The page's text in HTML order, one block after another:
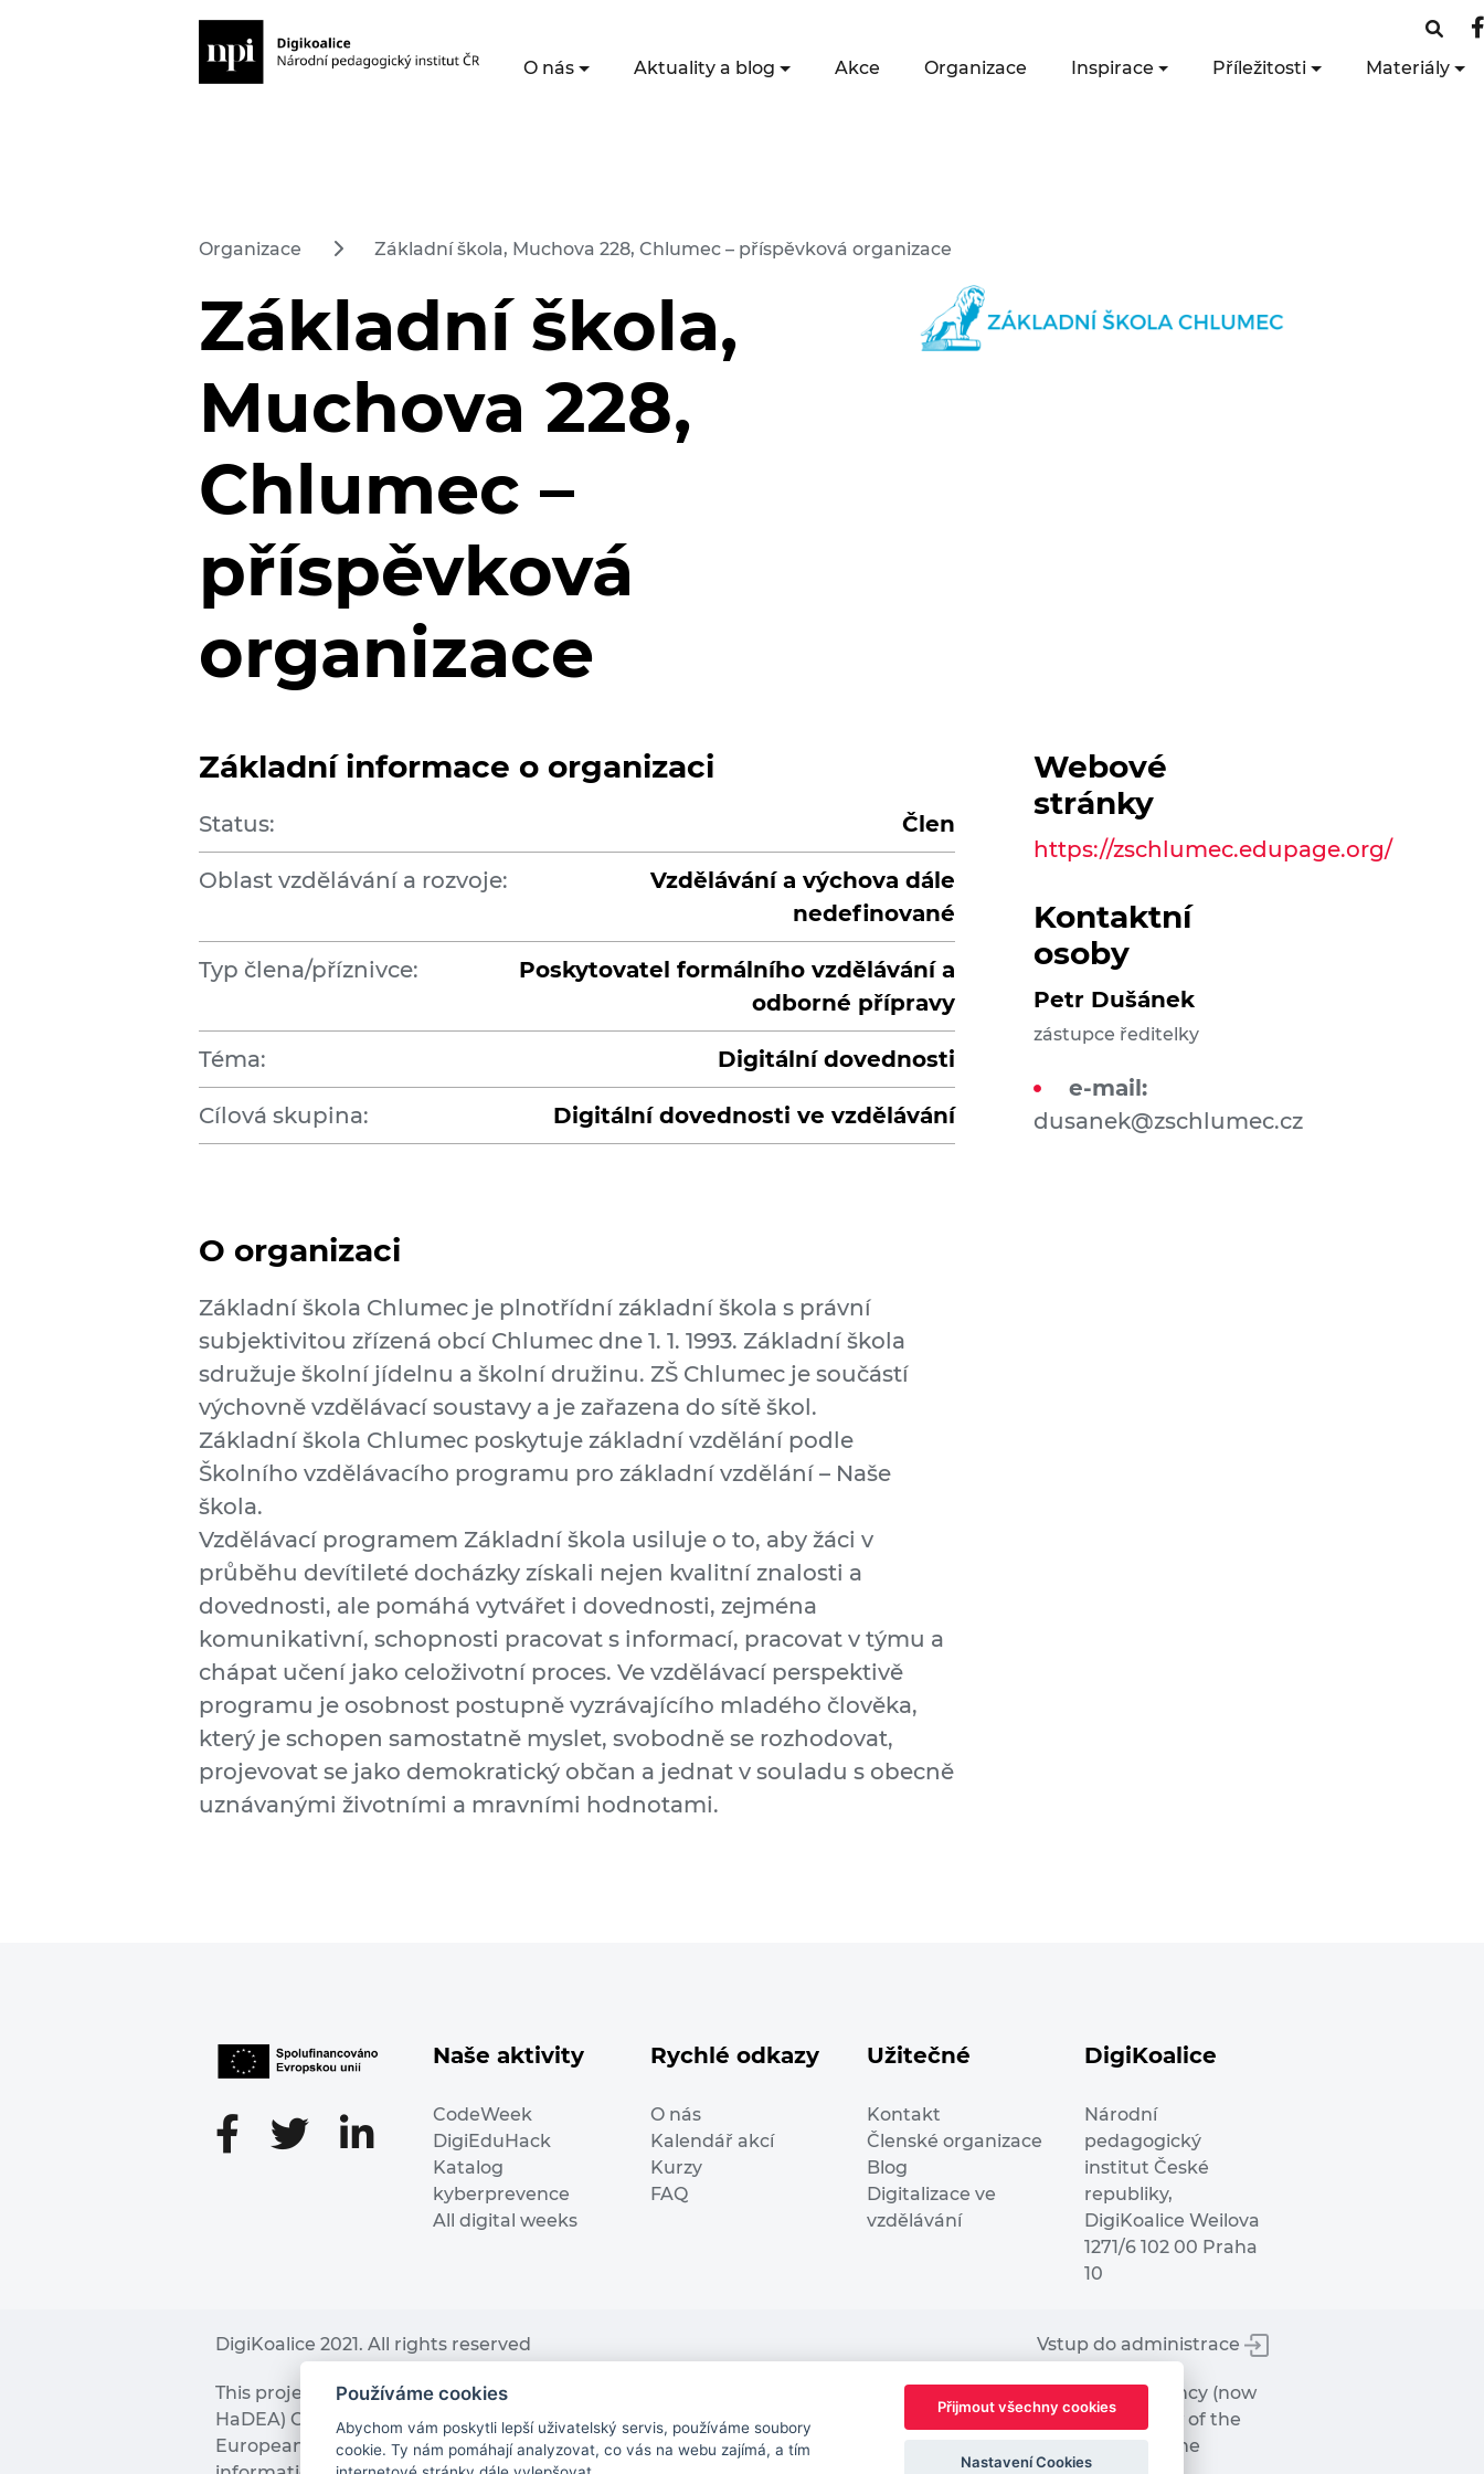
O nás Aktuality a blog Akce Organizace Inspirace Příležitosti Materiály
Organizace Základní škola, Muchova 228, Chlumec – příspěvková organizace
Základní škola,
Muchova 228,
Chlumec –
příspěvková
organizace
Základní informace o organizaci
Status: Člen
Oblast vzdělávání a rozvoje:
Vzdělávání a výchova dále
nedefinované
Typ člena/příznivce:
Poskytovatel formálního vzdělávání a
odborné přípravy
Téma: Digitální dovednosti
Cílová skupina: Digitální dovednosti ve vzdělávání
O organizaci
Základní škola Chlumec je plnotřídní základní škola s právní
subjektivitou zřízená obcí Chlumec dne 1. 1. 1993. Základní škola
sdružuje školní jídelnu a školní družinu. ZŠ Chlumec je součástí
výchovně vzdělávací soustavy a je zařazena do sítě škol.
Základní škola Chlumec poskytuje základní vzdělání podle
Školního vzdělávacího programu pro základní vzdělání – Naše
škola.
Vzdělávací programem Základní škola usiluje o to, aby žáci v
průběhu devítileté docházky získali nejen kvalitní znalosti a
dovednosti, ale pomáhá vytvářet i dovednosti, zejména
komunikativní, schopnosti pracovat s informací, pracovat v týmu a
chápat učení jako celoživotní proces. Ve vzdělávací perspektivě
programu je osobnost postupně vyzrávajícího mladého člověka,
který je schopen samostatně myslet, svobodně se rozhodovat,
projevovat se jako demokratický občan a jednat v souladu s obecně
uznávanými životními a mravními hodnotami.
Webové
stránky
https://zschlumec.edupage.org/
Kontaktní
osoby
Petr Dušánek
zástupce ředitelky
e-mail:
dusanek@zschlumec.cz
Naše aktivity
CodeWeek
DigiEduHack
Katalog
kyberprevence
All digital weeks
Rychlé odkazy
O nás
Kalendář akcí
Kurzy
FAQ
Užitečné
Kontakt
Členské organizace
Blog
Digitalizace ve
vzdělávání
DigiKoalice
Národní
pedagogický
institut České
republiky,
DigiKoalice Weilova
1271/6 102 00 Praha
10
DigiKoalice 2021. All rights reserved Vstup do administrace
This project has received funding from the European Commission Innovation and Networks Executive Agency (now
HaDEA) CEF TELECOM Calls 2019. This website reflects only the author’s view. It does not represent the view of the
European Commission and the European Commission is not responsible for any use that may be made of the
Používáme cookies
Abychom vám poskytli lepší uživatelský servis, používáme soubory
cookie. Ty nám pomáhají analyzovat, co vás na webu zajímá, a tím
Přijmout všechny cookies
Nastavení Cookies